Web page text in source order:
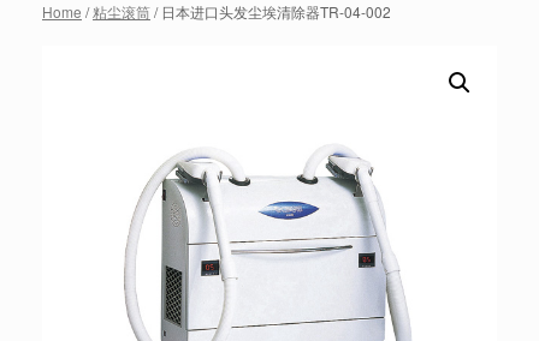
Home /粘尘滚筒/ 日本进口头发尘埃清除器TR-04-002